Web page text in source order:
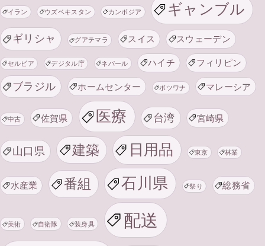
イラン ウズベキスタン カンボジア ギャンブル
ギリシャ グアテマラ スイス スウェーデン
セルビア デジタル庁 ネパール ハイチ フィリピン
ブラジル ホームセンター ボツワナ マレーシア
中古 佐賀県 医療 台湾 宮崎県
山口県 建築 日用品 東京 林業
水産業 番組 石川県 祭り 総務省
美術 自衛隊 装身具 配送